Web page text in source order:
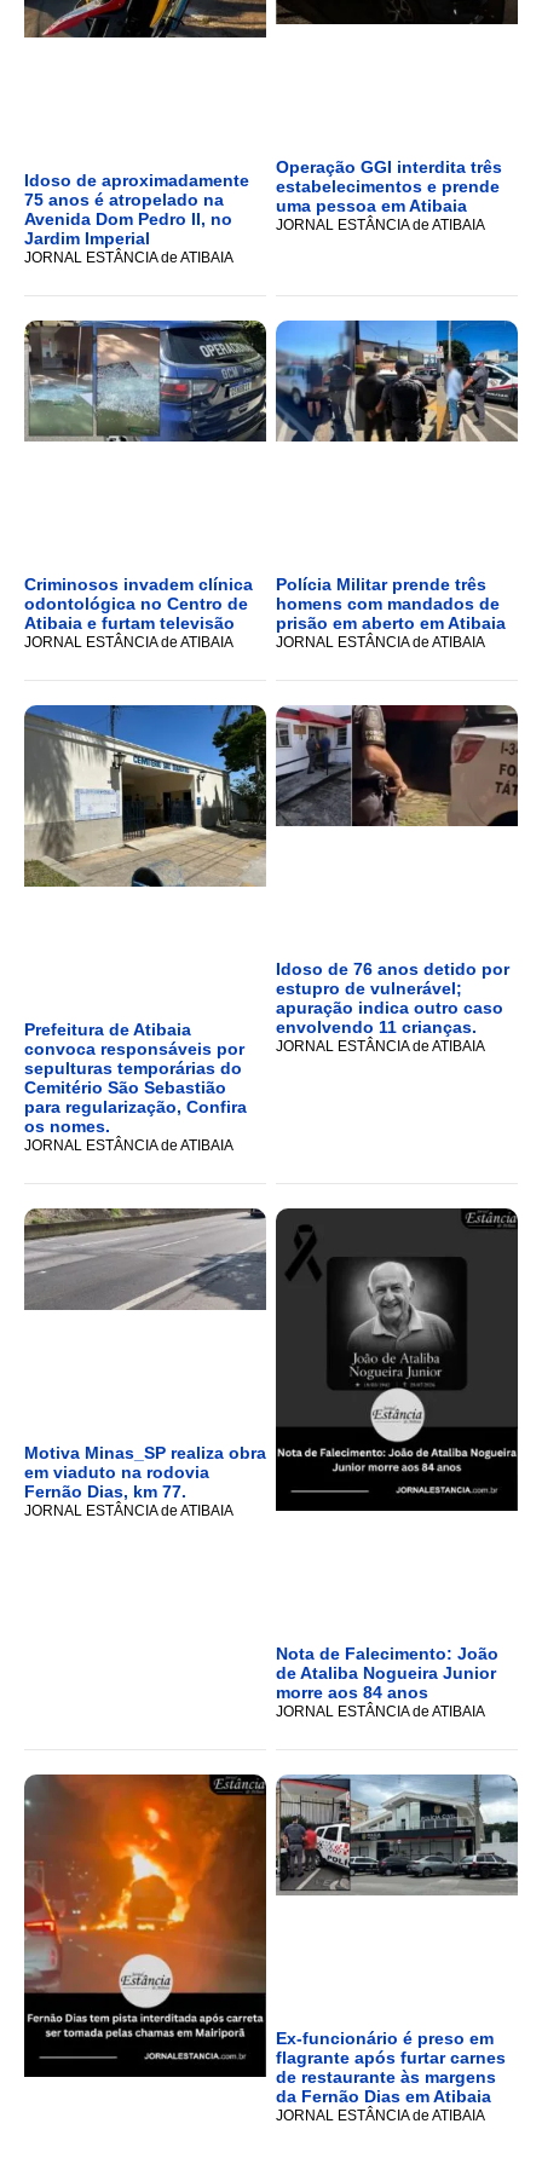
Idoso de aproximadamente
75 anos é atropelado na
Avenida Dom Pedro II, no
Jardim Imperial
JORNAL ESTÂNCIA de ATIBAIA
Operação GGI interdita três
estabelecimentos e prende
uma pessoa em Atibaia
JORNAL ESTÂNCIA de ATIBAIA
Criminosos invadem clínica
odontológica no Centro de
Atibaia e furtam televisão
JORNAL ESTÂNCIA de ATIBAIA
Polícia Militar prende três
homens com mandados de
prisão em aberto em Atibaia
JORNAL ESTÂNCIA de ATIBAIA
Prefeitura de Atibaia
convoca responsáveis por
sepulturas temporárias do
Cemitério São Sebastião
para regularização, Confira
os nomes.
JORNAL ESTÂNCIA de ATIBAIA
Idoso de 76 anos detido por
estupro de vulnerável;
apuração indica outro caso
envolvendo 11 crianças.
JORNAL ESTÂNCIA de ATIBAIA
Motiva Minas_SP realiza obra
em viaduto na rodovia
Fernão Dias, km 77.
JORNAL ESTÂNCIA de ATIBAIA
Nota de Falecimento: João
de Ataliba Nogueira Junior
morre aos 84 anos
JORNAL ESTÂNCIA de ATIBAIA
Ex-funcionário é preso em
flagrante após furtar carnes
de restaurante às margens
da Fernão Dias em Atibaia
JORNAL ESTÂNCIA de ATIBAIA